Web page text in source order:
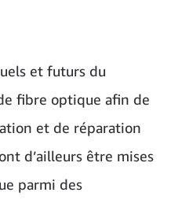
et futurs du
fibre optique afin de
et de réparation
d’ailleurs être mises
parmi des